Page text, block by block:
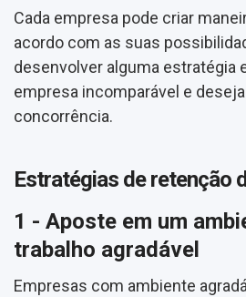
Cada empresa pode criar
acordo com as suas
desenvolver alguma estratégia
empresa incomparável e
concorrência.
Estratégias de retenção
1 - Aposte em um
trabalho agradável
Empresas com ambiente